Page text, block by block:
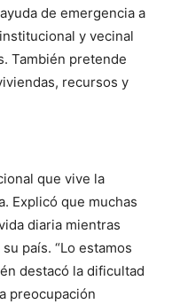
de emergencia a
y vecinal
También pretende
recursos y
que vive la
Explicó que muchas
diaria mientras
país. “Lo estamos
destacó la dificultad
preocupación